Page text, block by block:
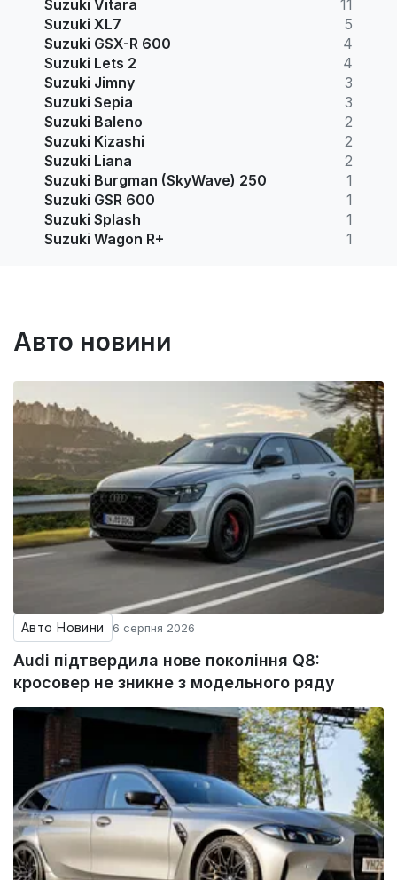
Suzuki Vitara
11
Suzuki XL7
5
Suzuki GSX-R 600
4
Suzuki Lets 2
4
Suzuki Jimny
3
Suzuki Sepia
3
Suzuki Baleno
2
Suzuki Kizashi
2
Suzuki Liana
2
Suzuki Burgman (SkyWave) 250
1
Suzuki GSR 600
1
Suzuki Splash
1
Suzuki Wagon R+
1
Авто новини
Авто Новини 6 серпня 2026
Audi підтвердила нове покоління Q8:
кросовер не зникне з модельного ряду